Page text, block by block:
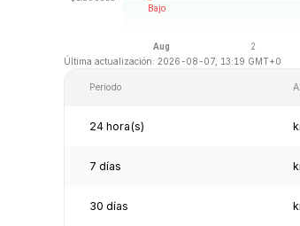
Última actualización: 2026-08-07, 13:19 GMT+0
Periodo
24 hora(s)
7 días
30 días